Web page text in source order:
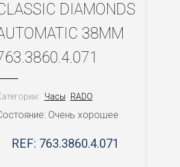
DIAMONDS
38MM
Часы RADO
Очень хорошее
REF: 763.3860.4.071